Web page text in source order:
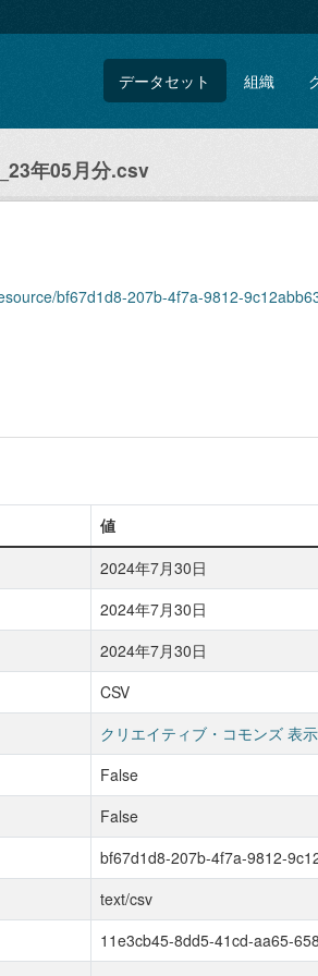
データセット 組織
年05月分.csv
bf67d1d8-207b-4f7a-9812-
値
2024年7月30日
2024年7月30日
2024年7月30日
CSV
クリエイティブ・コモンズ 表示
False
False
bf67d1d8-207b-4f7a-9812-
text/csv
11e3cb45-8dd5-41cd-aa65-